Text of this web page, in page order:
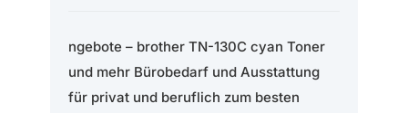
ngebote – brother TN-130C cyan Toner
und mehr Bürobedarf und Ausstattung
für privat und beruflich zum besten